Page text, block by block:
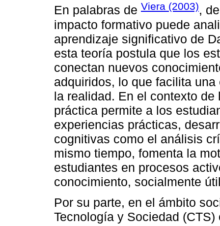
En palabras de Viera (2003),
impacto formativo puede
aprendizaje significativo de
esta teoría postula que los
conectan nuevos
adquiridos, lo que facilita
la realidad. En el contexto
práctica permite a los
experiencias prácticas,
cognitivas como el análisis
mismo tiempo, fomenta la
estudiantes en procesos
conocimiento, socialmente
Por su parte, en el ámbito
Tecnología y Sociedad